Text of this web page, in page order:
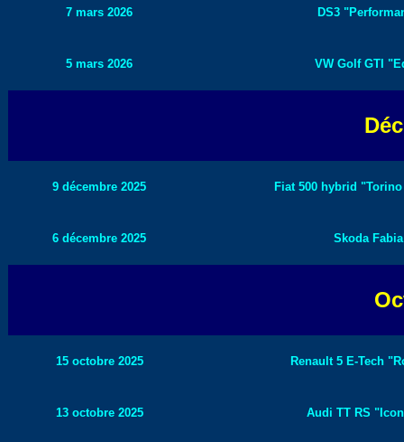
7 mars 2026 DS3
5 mars 2026 VW Golf GTI
9 décembre 2025 Fiat 500 hybrid
6 décembre 2025 Skoda
15 octobre 2025 Renault 5 E-Tech
13 octobre 2025 Audi TT RS